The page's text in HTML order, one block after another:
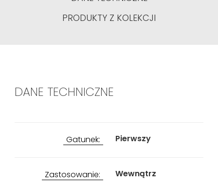
PRODUKTY Z KOLEKCJI
DANE TECHNICZNE
Gatunek: Pierwszy
Zastosowanie: Wewnątrz